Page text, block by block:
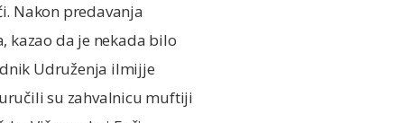
Nakon predavanja
kazao da je nekada bilo
Udruženja ilmijje
su zahvalnicu muftiji